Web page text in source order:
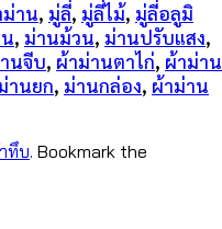
ม่าน, มู่ลี่, มู่ลี่ไม้, มู่ลี่อลูมิ
, ม่านม้วน, ม่านปรับแสง,
นจีบ, ผ้าม่านตาไก่, ผ้าม่าน
านยก, ม่านกล่อง, ผ้าม่าน
ทึบ. Bookmark the